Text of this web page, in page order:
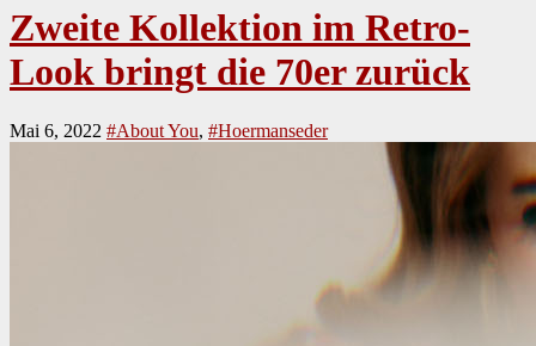
Zweite Kollektion im Retro-
Look bringt die 70er zurück
Mai 6, 2022 #About You, #Hoermanseder